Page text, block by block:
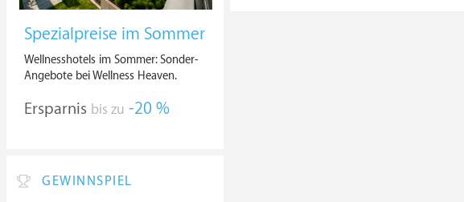
Spezialpreise im Sommer
Wellnesshotels im Sommer: Sonder-
Angebote bei Wellness Heaven.
Ersparnis bis zu -20 %
GEWINNSPIEL